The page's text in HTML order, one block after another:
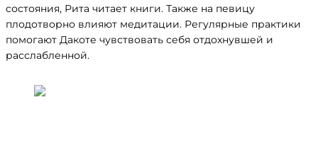
состояния, Рита читает книги. Также на певицу
плодотворно влияют медитации. Регулярные практики
помогают Дакоте чувствовать себя отдохнувшей и
расслабленной.